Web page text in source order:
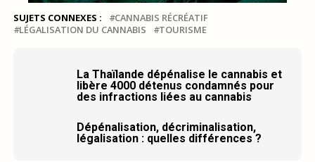
SUJETS CONNEXES :
CANNABIS RÉCRÉATIF
LÉGALISATION DU CANNABIS
TOURISME
La Thaïlande dépénalise le cannabis et
libère 4000 détenus condamnés pour
des infractions liées au cannabis
Dépénalisation, décriminalisation,
légalisation : quelles différences ?